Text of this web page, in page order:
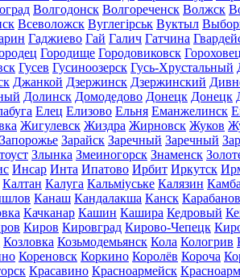
Волгодонск Волгореченск Волжск
Всеволожск Вуглегірськ Вуктыл
Гаджиево Гай Галич Гатчина
Городище Городовиковск Гороховец
Гусев Гусиноозерск Гусь-Хрустальный
Джанкой Дзержинск Дзержинский
Долинск Домодедово Донецк Донецк
Елец Елизово Ельня Еманжелинск
Жигулевск Жиздра Жирновск Жуков
Запорожье Зарайск Заречный Заречный
Злынка Змеиногорск Знаменск
Инсар Инта Ипатово Ирбит Иркутск
Калтан Калуга Кальміуське Калязин
Канаш Кандалакша Канск
Качканар Кашин Кашира Кедровый
Киров Кировград Кирово-Чепецк
Козловка Козьмодемьянск Кола Кологрив
Кореновск Коркино Королёв Короча
Красавино Красноармейск